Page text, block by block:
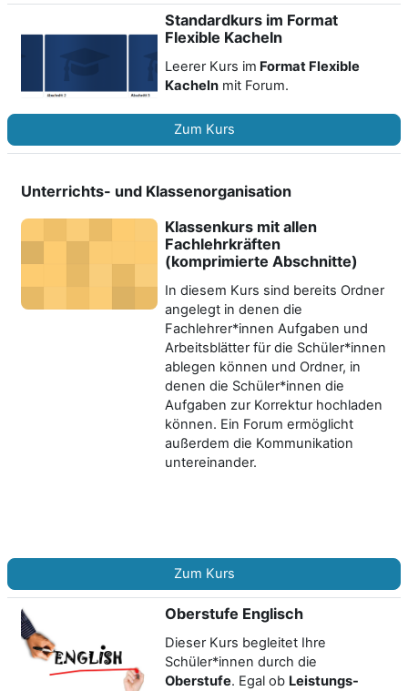
Standardkurs im Format
Flexible Kacheln
Leerer Kurs im Format Flexible
Kacheln mit Forum.
Zum Kurs
Unterrichts- und Klassenorganisation
Klassenkurs mit allen
Fachlehrkräften
(komprimierte Abschnitte)
In diesem Kurs sind bereits Ordner
angelegt in denen die
Fachlehrer*innen Aufgaben und
Arbeitsblätter für die Schüler*innen
ablegen können und Ordner, in
denen die Schüler*innen die
Aufgaben zur Korrektur hochladen
können. Ein Forum ermöglicht
außerdem die Kommunikation
untereinander.
Zum Kurs
Oberstufe Englisch
Dieser Kurs begleitet Ihre
Schüler*innen durch die
Oberstufe. Egal ob Leistungs-